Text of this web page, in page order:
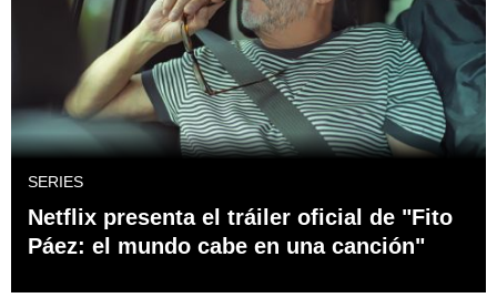
SERIES
Netflix presenta el tráiler oficial de "Fito
Páez: el mundo cabe en una canción"